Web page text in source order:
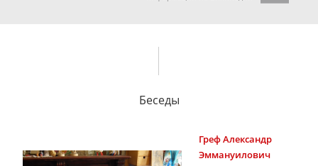
Беседы
ГрефАлександр
Эммануилович